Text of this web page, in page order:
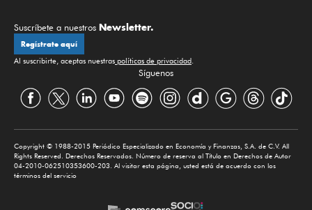
Suscríbete a nuestros Newsletter.
Regístrate aquí
Al suscribirte, aceptas nuestras políticas de privacidad.
Síguenos
Copyright © 1988-2015 Periódico Especializado en Economía y Finanzas, S.A. de C.V. All
Rights Reserved. Derechos Reservados. Número de reserva al Título en Derechos de Autor
04-2010-062510353600-203. Al visitar esta página, usted está de acuerdo con los
términos del servicio